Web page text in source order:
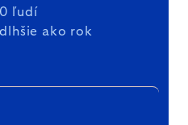
ľudí
ako rok